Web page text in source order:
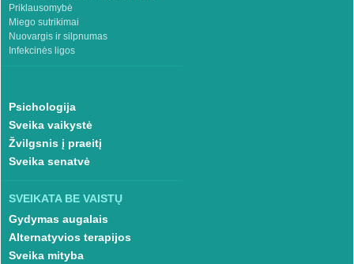
Priklausomybė
Miego sutrikimai
Nuovargis ir silpnumas
Infekcinės ligos
Psichologija
Sveika vaikystė
Žvilgsnis į praeitį
Sveika senatvė
SVEIKATA BE VAISTŲ
Gydymas augalais
Alternatyvios terapijos
Sveika mityba